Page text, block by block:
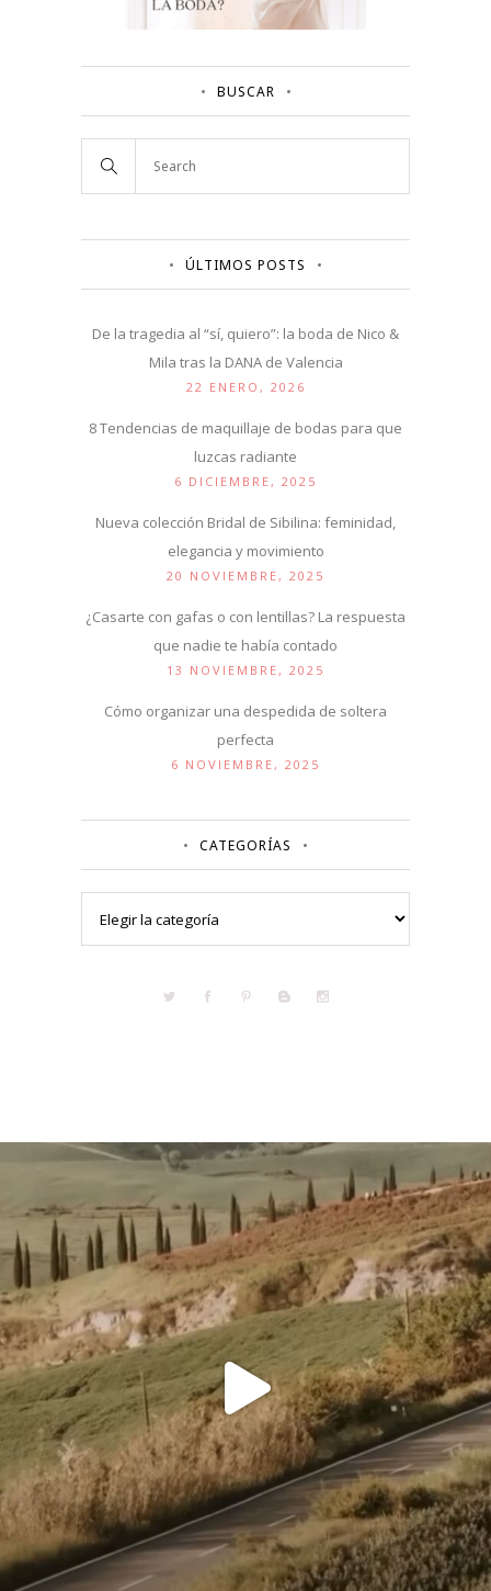
BUSCAR
ÚLTIMOS POSTS
De la tragedia al “sí, quiero”: la boda de Nico &
Mila tras la DANA de Valencia
22 ENERO, 2026
8 Tendencias de maquillaje de bodas para que
luzcas radiante
6 DICIEMBRE, 2025
Nueva colección Bridal de Sibilina: feminidad,
elegancia y movimiento
20 NOVIEMBRE, 2025
¿Casarte con gafas o con lentillas? La respuesta
que nadie te había contado
13 NOVIEMBRE, 2025
Cómo organizar una despedida de soltera
perfecta
6 NOVIEMBRE, 2025
CATEGORÍAS